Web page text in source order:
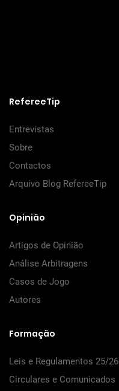
RefereeTip
Entrevistas
Sobre
Contactos
Arquivo Blog RefereeTip
Opinião
Artigos de Opinião
Análise Arbitragens
Casos de Jogo
Autores
Formação
Leis e Regulamentos 25/26
Circulares e Comunicados